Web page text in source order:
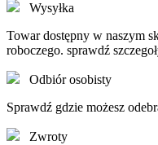
Wysyłka
Towar dostępny w naszym
roboczego. sprawdź
Odbiór osobisty
Sprawdź gdzie możesz
Zwroty